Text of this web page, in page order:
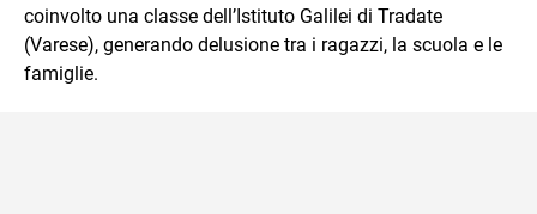
coinvolto una classe dell’Istituto Galilei di Tradate
(Varese), generando delusione tra i ragazzi, la scuola e le
famiglie.